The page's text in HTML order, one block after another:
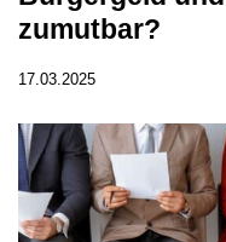
zumutbar?
17.03.2025